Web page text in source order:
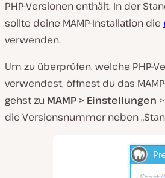
PHP-Versionen enthält. In der
sollte deine MAMP-Installation die
verwenden.
Um zu überprüfen, welche PHP-
verwendest, öffnest du das
gehst zu MAMP > Einstellungen >
die Versionsnummer neben